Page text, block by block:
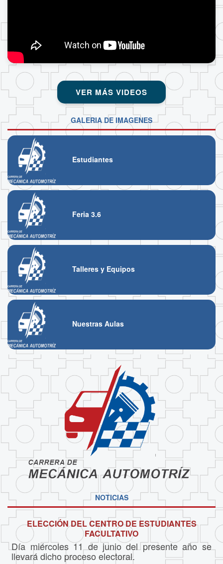
VER MÁS VIDEOS
GALERIA DE IMAGENES
Estudiantes
Feria 3.6
Talleres y Equipos
Nuestras Aulas
NOTICIAS
ELECCIÓN DEL CENTRO DE ESTUDIANTES
FACULTATIVO
Día miércoles 11 de junio del presente año se
llevará dicho proceso electoral.